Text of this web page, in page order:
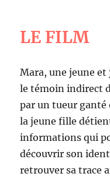
LE FILM
Mara, une jeune et
le témoin indirect
par un tueur ganté
la jeune fille
informations qui
découvrir son
retrouver sa trace